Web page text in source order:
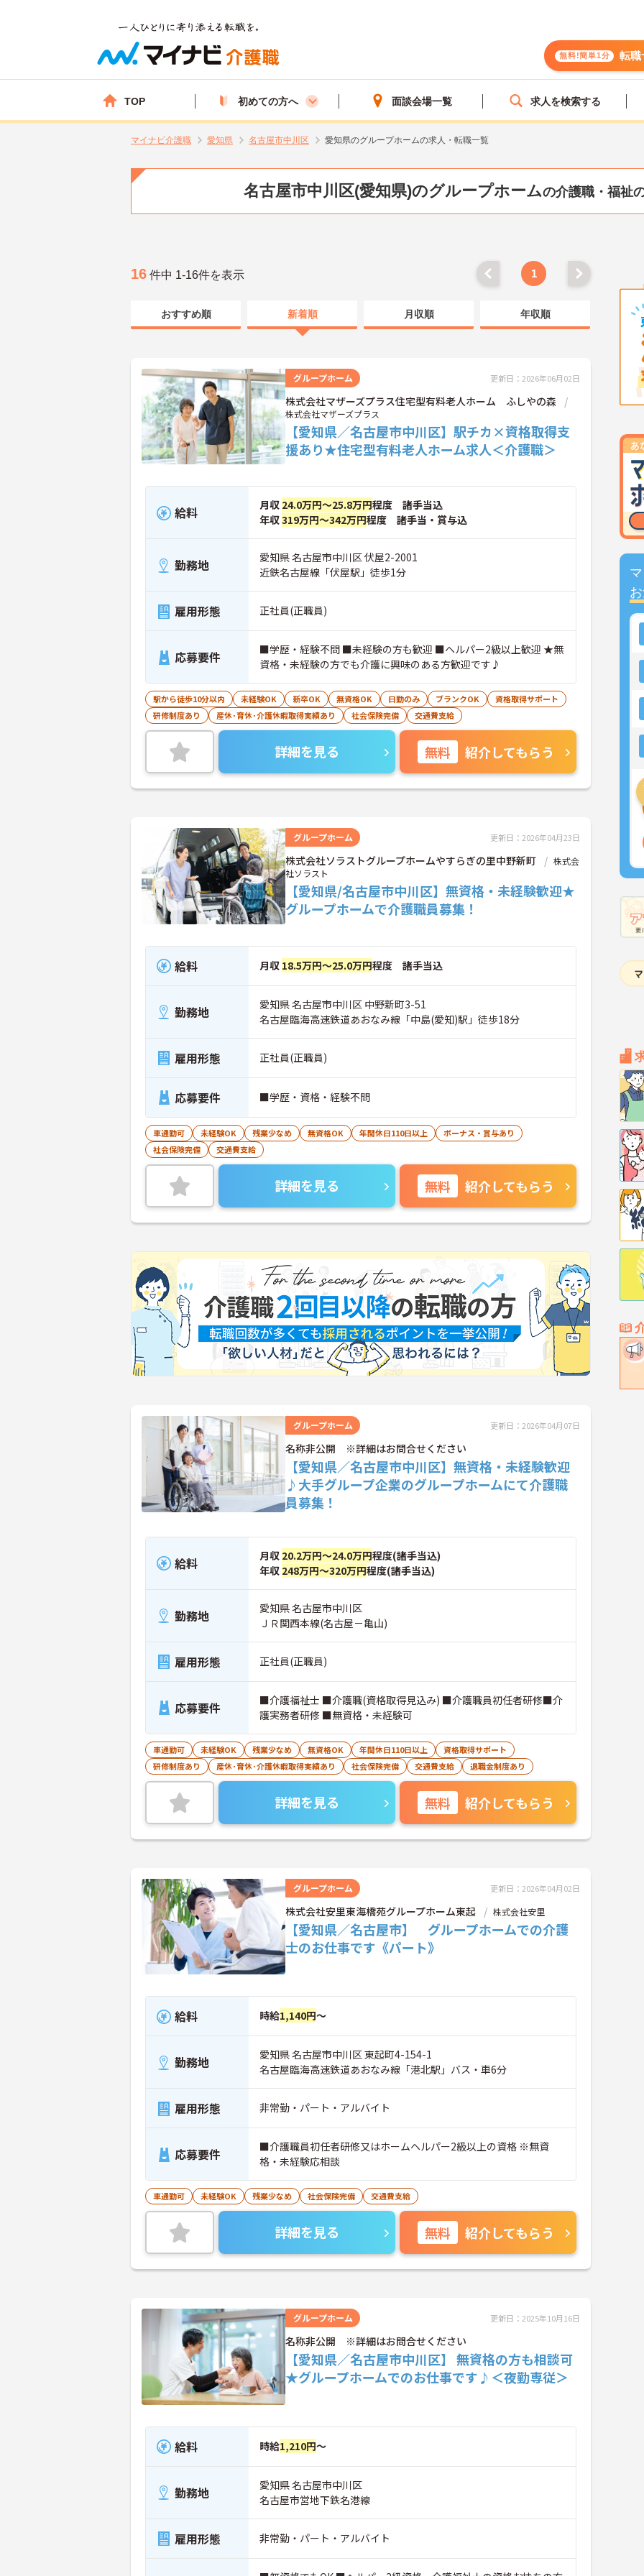
無料!簡単1分 転職
TOP 初めての方へ 面談会場一覧 求人を検索する
マイナビ介護職 愛知県 名古屋市中川区 愛知県のグループホームの求人・転職一覧
名古屋市中川区(愛知県)のグループホームの介護職・福祉
16 件中 1-16件を表示 1
おすすめ順 新着順 月収順 年収順
グループホーム 更新日：2026年06月02日
株式会社マザーズプラス住宅型有料老人ホーム ふしやの森
株式会社マザーズプラス
【愛知県／名古屋市中川区】駅チカ×資格取得支
援あり★住宅型有料老人ホーム求人＜介護職＞
給料 月収 24.0万円～25.8万円程度 諸手当込
年収319万円～342万円程度 諸手当・賞与込
勤務地
愛知県 名古屋市中川区 伏屋2-2001
近鉄名古屋線「伏屋駅」徒歩1分
雇用形態 正社員(正職員)
応募要件
■学歴・経験不問 ■未経験の方も歓迎 ■ヘルパー2級以上歓迎 ★無
資格・未経験の方でも介護に興味のある方歓迎です♪
駅から徒歩10分以内 未経験OK 新卒OK 無資格OK 日勤のみ ブランクOK
資格取得サポート
研修制度あり
産休･育休･介護休暇取得実績あり 社会保険完備 交通費支給
詳細を見る 無料 紹介してもらう
グループホーム 更新日：2026年04月23日
株式会社ソラストグループホームやすらぎの里中野新町
株式会
社ソラスト
【愛知県/名古屋市中川区】無資格・未経験歓迎★
グループホームで介護職員募集！
給料 月収 18.5万円～25.0万円程度 諸手当込
勤務地
愛知県 名古屋市中川区 中野新町3-51
名古屋臨海高速鉄道あおなみ線「中島(愛知)駅」徒歩18分
雇用形態 正社員(正職員)
応募要件 ■学歴・資格・経験不問
車通勤可 未経験OK 残業少なめ 無資格OK 年間休日110日以上
ボーナス・賞与あり
社会保険完備
交通費支給
詳細を見る 無料 紹介してもらう
グループホーム 更新日：2026年04月07日
名称非公開 ※詳細はお問合せください
【愛知県／名古屋市中川区】無資格・未経験歓迎
♪大手グループ企業のグループホームにて介護職
員募集！
給料 月収 20.2万円～24.0万円程度(諸手当込)
年収 248万円～320万円程度(諸手当込)
勤務地
愛知県 名古屋市中川区
ＪＲ関西本線(名古屋－亀山)
雇用形態 正社員(正職員)
応募要件
■介護福祉士 ■介護職(資格取得見込み) ■介護職員初任者研修■介
護実務者研修 ■無資格・未経験可
車通勤可 未経験OK 残業少なめ 無資格OK 年間休日110日以上
資格取得サポート
研修制度あり
産休･育休･介護休暇取得実績あり 社会保険完備 交通費支給 退職金制度あり
詳細を見る 無料 紹介してもらう
グループホーム 更新日：2026年04月02日
株式会社安里東海橋苑グループホーム東起 株式会社安里
【愛知県／名古屋市】 グループホームでの介護
士のお仕事です《パート》
給料 時給1,140円～
勤務地
愛知県 名古屋市中川区 東起町4-154-1
名古屋臨海高速鉄道あおなみ線「港北駅」バス・車6分
雇用形態 非常勤・パート・アルバイト
応募要件
■介護職員初任者研修又はホームヘルパー2級以上の資格 ※無資
格・未経験応相談
車通勤可 未経験OK 残業少なめ 社会保険完備 交通費支給
詳細を見る 無料 紹介してもらう
グループホーム 更新日：2025年10月16日
名称非公開 ※詳細はお問合せください
【愛知県／名古屋市中川区】 無資格の方も相談可
★グループホームでのお仕事です♪＜夜勤専従＞
給料 時給1,210円～
勤務地
愛知県 名古屋市中川区
名古屋市営地下鉄名港線
雇用形態 非常勤・パート・アルバイト